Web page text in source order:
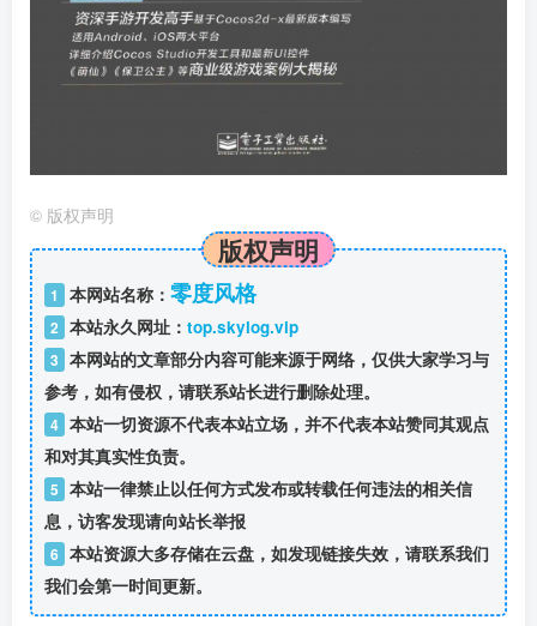
© 版权声明
版权声明
1 本网站名称： 零度风格
2 本站永久网址： top.skylog.vip
3 本网站的文章部分内容可能来源于网络，仅供大家学习与
参考，如有侵权，请联系站长进行删除处理。
4 本站一切资源不代表本站立场，并不代表本站赞同其观点
和对其真实性负责。
5 本站一律禁止以任何方式发布或转载任何违法的相关信
息，访客发现请向站长举报
6 本站资源大多存储在云盘，如发现链接失效，请联系我们
我们会第一时间更新。